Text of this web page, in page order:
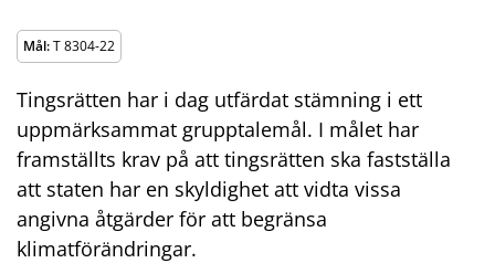
Mål:T 8304-22
Tingsrätten har i dag utfärdat stämning i ett
uppmärksammat grupptalemål. I målet har
framställts krav på att tingsrätten ska fastställa
att staten har en skyldighet att vidta vissa
angivna åtgärder för att begränsa
klimatförändringar.